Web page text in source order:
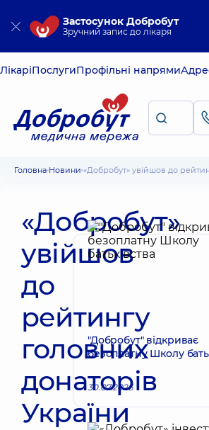
Застосунок Добробут
Зручний запис до лікаря
ЛікаріПослугиПрофільні напрями
Головна Новини «Добробут» увійшов до рейтингу
«Добробут»
увійшов
до
рейтингу
головних
донаторів
України
"Добробут" відкриває
безоплатну Школу
30.07.2026